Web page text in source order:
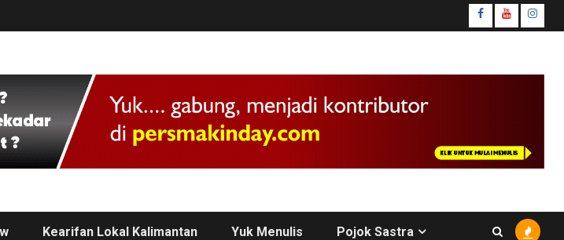
facebook
youtube
Kearifan Lokal Kalimantan Yuk Menulis Pojok Sastra